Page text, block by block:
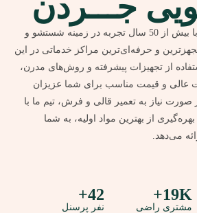
شرکت قالیشویی جردن با بیش از 50 سال تجربه در زمینه شستشو و
و حرفه‌ای‌ترین مراکز خدماتی در این
از تجهیزات پیشرفته و روش‌های مدرن،
عالی و قیمت مناسب برای شما عزیزان
نیاز به تعمیر قالی و فرش، تیم ما با
از بهترین مواد اولیه، به شما
می‌دهد.
19K+
مشتری راضی
42+
نفر پرسنل